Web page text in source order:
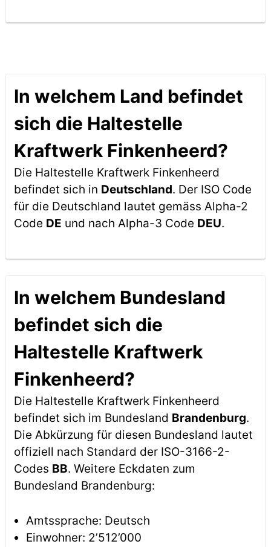
In welchem Land befindet
sich die Haltestelle
Kraftwerk Finkenheerd?
Die Haltestelle Kraftwerk Finkenheerd
befindet sich in Deutschland. Der ISO Code
für die Deutschland lautet gemäss Alpha-2
Code DE und nach Alpha-3 Code DEU.
In welchem Bundesland
befindet sich die
Haltestelle Kraftwerk
Finkenheerd?
Die Haltestelle Kraftwerk Finkenheerd
befindet sich im Bundesland Brandenburg.
Die Abkürzung für diesen Bundesland lautet
offiziell nach Standard der ISO-3166-2-
Codes BB. Weitere Eckdaten zum
Bundesland Brandenburg:
Amtssprache: Deutsch
Einwohner: 2’512’000